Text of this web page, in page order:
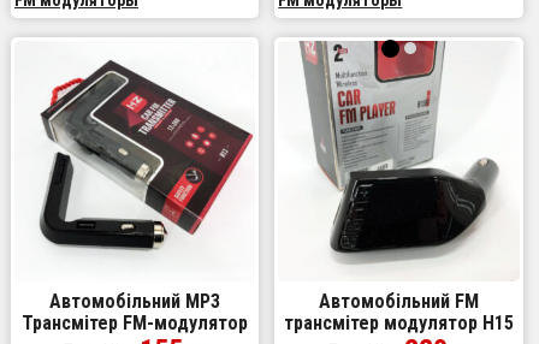
Автомобільний MP3
Трансмітер FM-модулятор
Автомобільний FM
трансмітер модулятор H15